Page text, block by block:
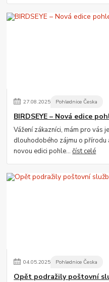
27.08.2025 Pohlednice Česka
BIRDSEYE – Nová edice
Vážení zákazníci, mám pro vás
dlouhodobého zájmu o
novou edici pohle...číst celé
04.05.2025 Pohlednice Česka
Opět podražily poštovní